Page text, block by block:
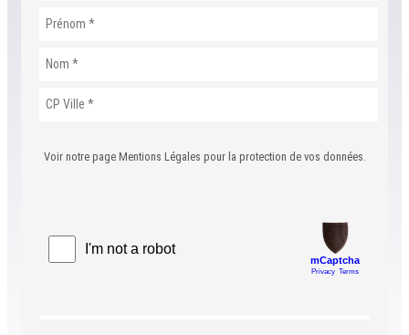
Voir notre page Mentions Légales pour la protection de vos données.